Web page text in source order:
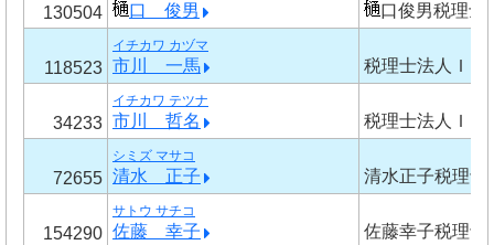
130504 口 俊男 口俊男税理士
118523
イチカワ カヅマ
市川 一馬 税理士法人Ｉ．
34233
イチカワ テツナ
市川 哲名 税理士法人Ｉ．
72655
シミズ マサコ
清水 正子 清水正子税理士
154290
サトウ サチコ
佐藤 幸子 佐藤幸子税理士